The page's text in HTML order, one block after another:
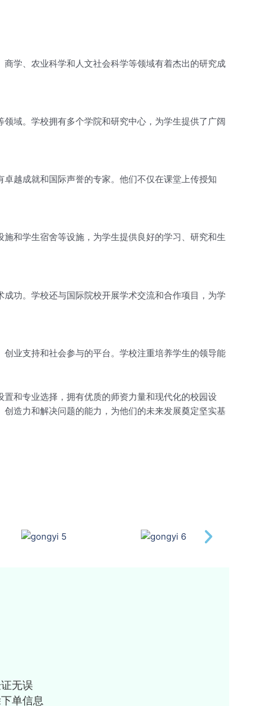
学、农业科学和人文社会科学等领域有着杰出的研究成
域。学校拥有多个学院和研究中心，为学生提供了广阔
越成就和国际声誉的专家。他们不仅在课堂上传授知
和学生宿舍等设施，为学生提供良好的学习、研究和生
功。学校还与国际院校开展学术交流和合作项目，为学
业支持和社会参与的平台。学校注重培养学生的领导能
和专业选择，拥有优质的师资力量和现代化的校园设
造力和解决问题的能力，为他们的未来发展奠定坚实基
无误
单信息